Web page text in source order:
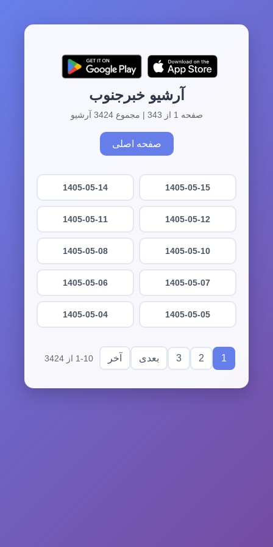
آرشیو خبرجنوب
صفحه 1 از 343 | مجموع 3424 آرشیو
صفحه اصلی
1405-05-15
1405-05-14
1405-05-12
1405-05-11
1405-05-10
1405-05-08
1405-05-07
1405-05-06
1405-05-05
1405-05-04
1
2
3 بعدی آخر 1-10 از 3424